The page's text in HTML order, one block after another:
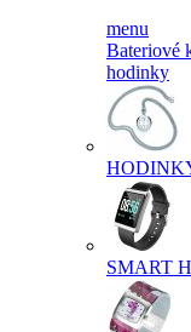
menu
Bateriové
hodinky
SMART